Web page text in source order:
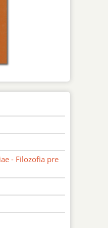
- Filozofia pre